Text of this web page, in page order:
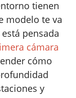
tienen
modelo te va
pensada
cámara
cómo
y